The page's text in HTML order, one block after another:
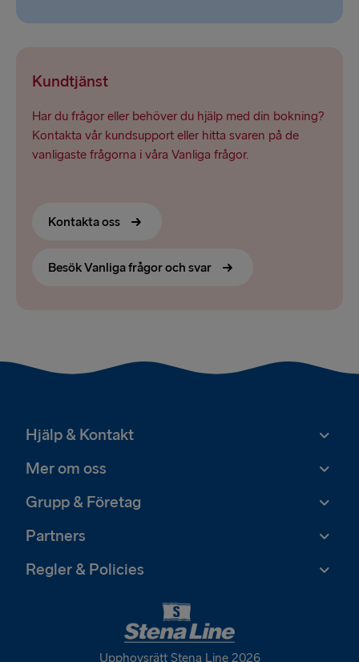
Kundtjänst
Har du frågor eller behöver du hjälp med din bokning?
Kontakta vår kundsupport eller hitta svaren på de
vanligaste frågorna i våra Vanliga frågor.
Kontakta oss
Besök Vanliga frågor och svar
Hjälp & Kontakt
Mer om oss
Grupp & Företag
Partners
Regler & Policies
Upphovsrätt Stena Line 2026